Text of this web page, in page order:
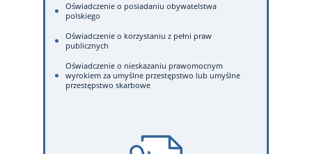
Oświadczenie o posiadaniu obywatelstwa
polskiego
Oświadczenie o korzystaniu z pełni praw
publicznych
Oświadczenie o nieskazaniu prawomocnym
wyrokiem za umyślne przestępstwo lub umyślne
przestępstwo skarbowe